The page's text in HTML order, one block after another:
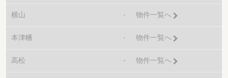
横山 - 物件一覧へ
本津幡 - 物件一覧へ
高松 - 物件一覧へ